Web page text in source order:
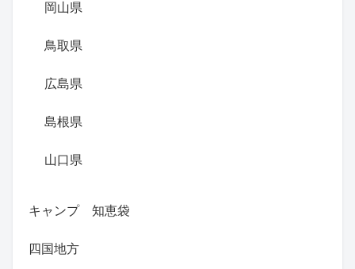
岡山県
鳥取県
広島県
島根県
山口県
キャンプ 知恵袋
四国地方